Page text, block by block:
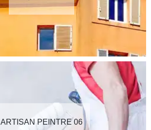
ARTISAN PEINTRE 06